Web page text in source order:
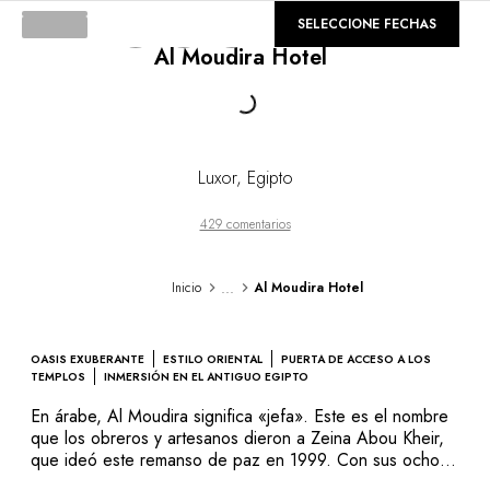
DESTINOS
África & Océano Índico
América Central & del Sur
En pareja
En familia
Restaurantes
Spa & bienestar
Natureleza espectacular
GALERÍA
Al Moudira Hotel
Loading...
Luxor, Egipto
429 comentarios
Inicio ... Al Moudira Hotel
OASIS EXUBERANTE ESTILO ORIENTAL
PUERTA DE ACCESO A LOS
TEMPLOS
INMERSIÓN EN EL ANTIGUO EGIPTO
En árabe, Al Moudira significa «jefa». Este es el nombre
que los obreros y artesanos dieron a Zeina Abou Kheir,
que ideó este remanso de paz en 1999. Con sus ocho
SELECCIONE FECHAS